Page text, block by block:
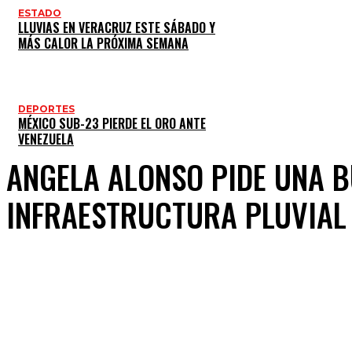
ESTADO
LLUVIAS EN VERACRUZ ESTE SÁBADO Y
MÁS CALOR LA PRÓXIMA SEMANA
DEPORTES
MÉXICO SUB-23 PIERDE EL ORO ANTE
VENEZUELA
ANGELA ALONSO PIDE UNA
INFRAESTRUCTURA PLUVIAL